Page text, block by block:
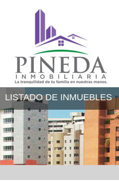
LISTADO DE INMUEBLES